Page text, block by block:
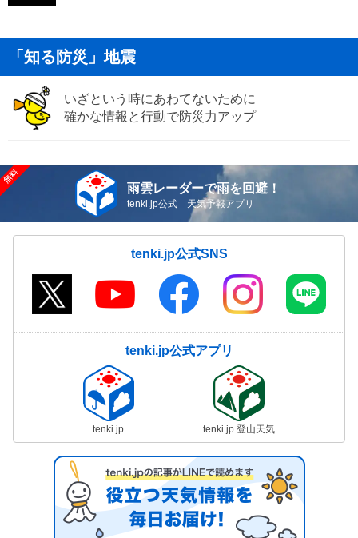
「知る防災」地震
いざという時にあわてないために
確かな情報と行動で防災力アップ
雨雲レーダーで雨を回避！
tenki.jp公式 天気予報アプリ
tenki.jp公式SNS
tenki.jp公式アプリ
tenki.jp tenki.jp 登山天気